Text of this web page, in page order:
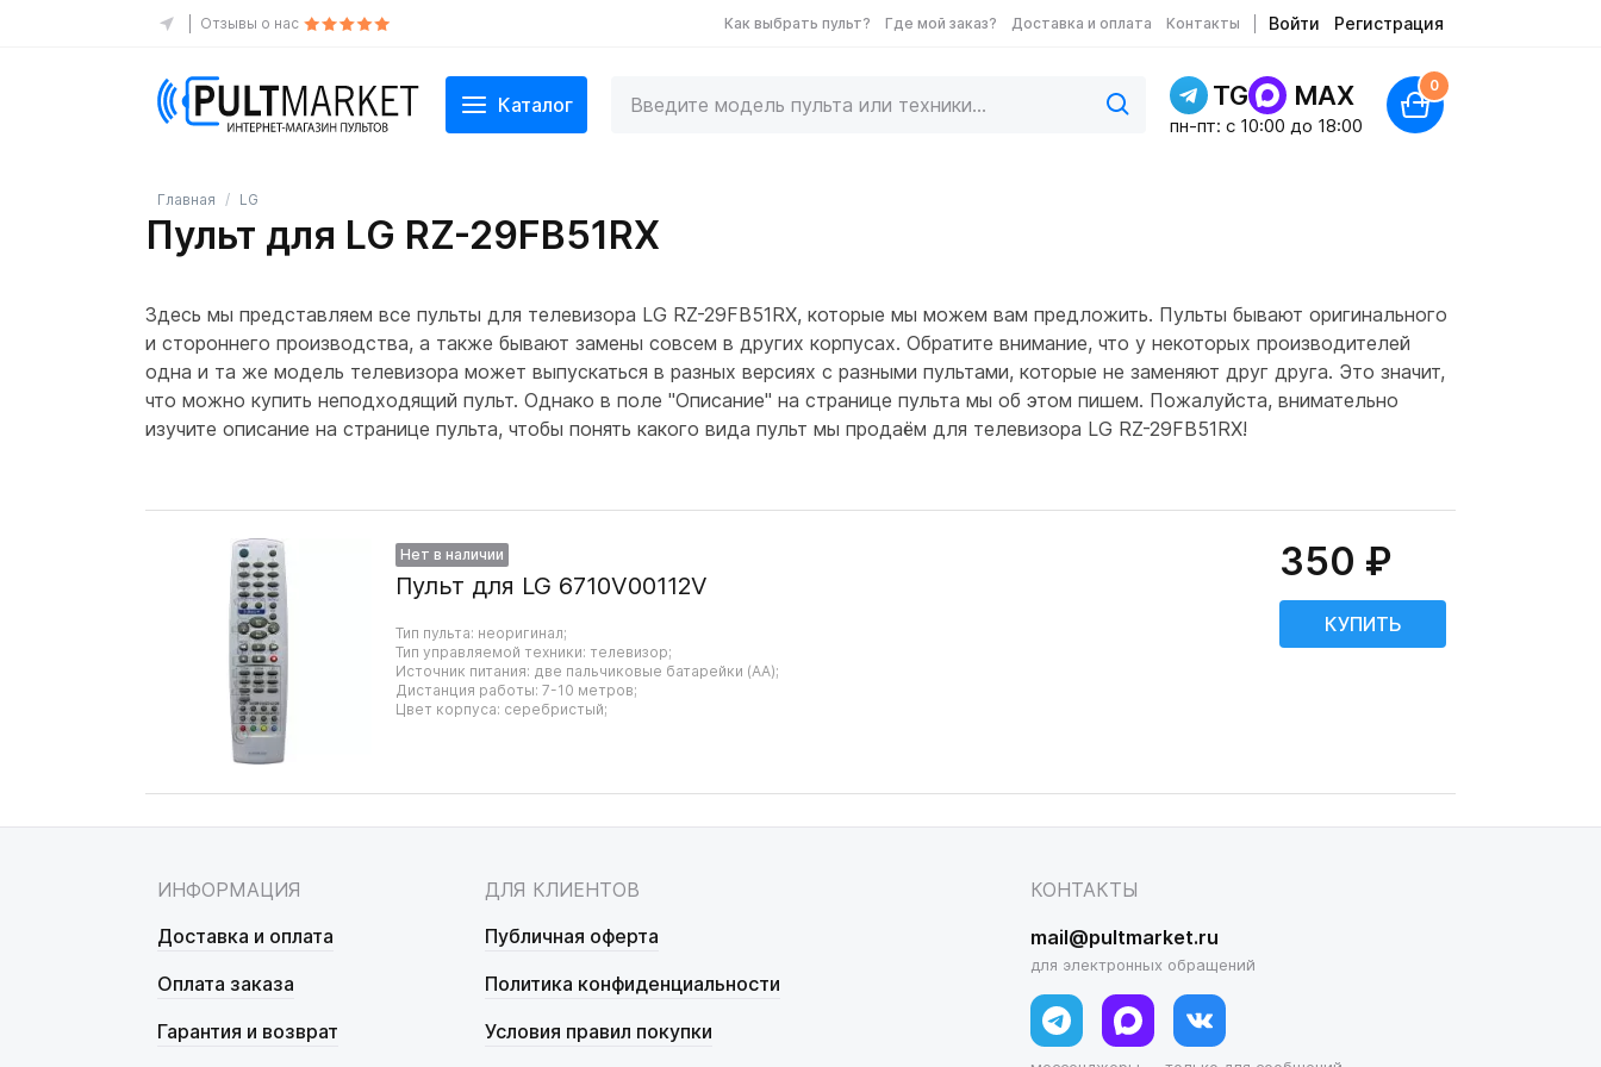
Отзывы о нас Как выбрать пульт? Где мой заказ? Доставка и оплата Контакты Войти Регистрация
Каталог TG MAX
пн-пт: c 10:00 до 18:00
0
Главная LG
Пульт для LG RZ-29FB51RX
Здесь мы представляем все пульты для телевизора LG RZ-29FB51RX, которые мы можем вам предложить. Пульты бывают оригинального
и стороннего производства, а также бывают замены совсем в других корпусах. Обратите внимание, что у некоторых производителей
одна и та же модель телевизора может выпускаться в разных версиях с разными пультами, которые не заменяют друг друга. Это значит,
что можно купить неподходящий пульт. Однако в поле "Описание" на странице пульта мы об этом пишем. Пожалуйста, внимательно
изучите описание на странице пульта, чтобы понять какого вида пульт мы продаём для телевизора LG RZ-29FB51RX!
Нет в наличии
Пульт для LG 6710V00112V
Тип пульта: неоригинал;
Тип управляемой техники: телевизор;
Источник питания: две пальчиковые батарейки (AA);
Дистанция работы: 7-10 метров;
Цвет корпуса: серебристый;
350 ₽
ИНФОРМАЦИЯ
Доставка и оплата
Оплата заказа
Гарантия и возврат
ДЛЯ КЛИЕНТОВ
Публичная оферта
Политика конфиденциальности
Условия правил покупки
КОНТАКТЫ
mail@pultmarket.ru
для электронных обращений